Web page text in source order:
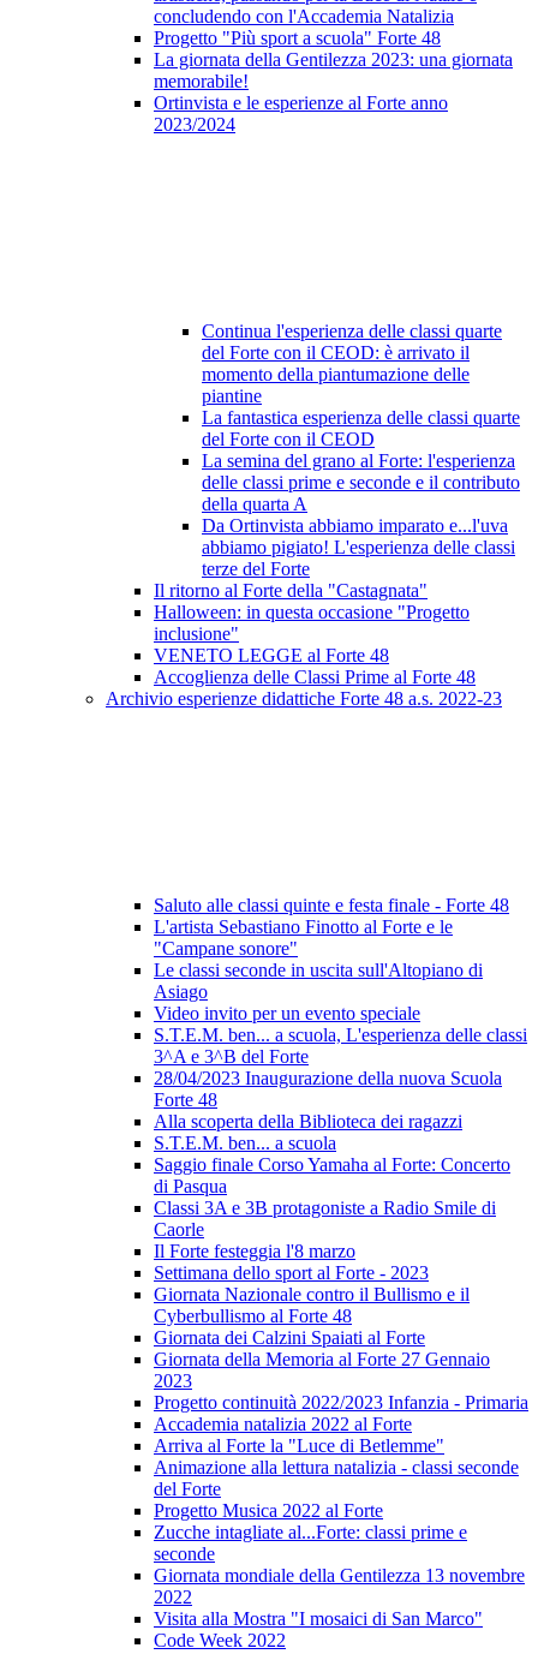
concludendo con l'Accademia Natalizia
Progetto "Più sport a scuola" Forte 48
La giornata della Gentilezza 2023: una giornata
memorabile!
Ortinvista e le esperienze al Forte anno
2023/2024
Continua l'esperienza delle classi quarte
del Forte con il CEOD: è arrivato il
momento della piantumazione delle
piantine
La fantastica esperienza delle classi quarte
del Forte con il CEOD
La semina del grano al Forte: l'esperienza
delle classi prime e seconde e il contributo
della quarta A
Da Ortinvista abbiamo imparato e...l'uva
abbiamo pigiato! L'esperienza delle classi
terze del Forte
Il ritorno al Forte della "Castagnata"
Halloween: in questa occasione "Progetto
inclusione"
VENETO LEGGE al Forte 48
Accoglienza delle Classi Prime al Forte 48
Archivio esperienze didattiche Forte 48 a.s. 2022-23
Saluto alle classi quinte e festa finale - Forte 48
L'artista Sebastiano Finotto al Forte e le
"Campane sonore"
Le classi seconde in uscita sull'Altopiano di
Asiago
Video invito per un evento speciale
S.T.E.M. ben... a scuola, L'esperienza delle classi
3^A e 3^B del Forte
28/04/2023 Inaugurazione della nuova Scuola
Forte 48
Alla scoperta della Biblioteca dei ragazzi
S.T.E.M. ben... a scuola
Saggio finale Corso Yamaha al Forte: Concerto
di Pasqua
Classi 3A e 3B protagoniste a Radio Smile di
Caorle
Il Forte festeggia l'8 marzo
Settimana dello sport al Forte - 2023
Giornata Nazionale contro il Bullismo e il
Cyberbullismo al Forte 48
Giornata dei Calzini Spaiati al Forte
Giornata della Memoria al Forte 27 Gennaio
2023
Progetto continuità 2022/2023 Infanzia - Primaria
Accademia natalizia 2022 al Forte
Arriva al Forte la "Luce di Betlemme"
Animazione alla lettura natalizia - classi seconde
del Forte
Progetto Musica 2022 al Forte
Zucche intagliate al...Forte: classi prime e
seconde
Giornata mondiale della Gentilezza 13 novembre
2022
Visita alla Mostra "I mosaici di San Marco"
Code Week 2022